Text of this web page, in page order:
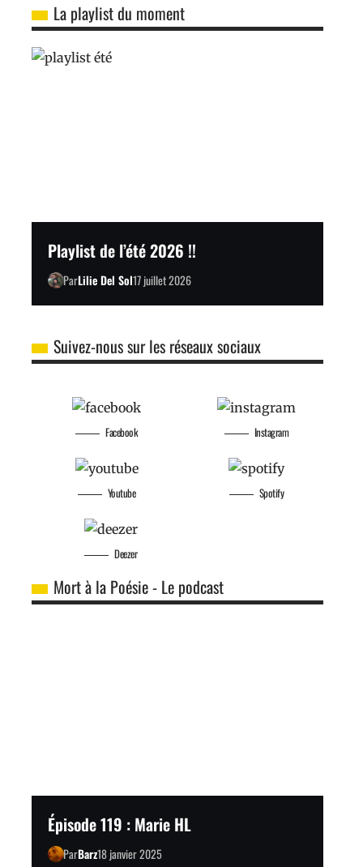
La playlist du moment
Playlist de l’été 2026 !!
ParLilie Del Sol17 juillet 2026
Suivez-nous sur les réseaux sociaux
Facebook
Youtube
Instagram
Spotify
Deezer
Mort à la Poésie - Le podcast
Épisode 119 : Marie HL
ParBarz18 janvier 2025